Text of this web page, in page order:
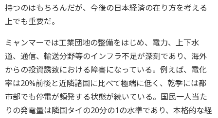
持つのはもちろんだが、今後の日本経済の在り方を考える
上でも重要だ。
ミャンマーでは工業団地の整備をはじめ、電力、上下水
道、通信、輸送分野等のインフラ不足が深刻であり、海外
からの投資誘致における障害になっている。例えば、電化
率は20%前後と近隣諸国に比べて極端に低く、乾季には都
市部でも停電が頻発する状態が続いている。国民一人当た
りの発電量は隣国タイの20分の1の水準であり、本格的な経